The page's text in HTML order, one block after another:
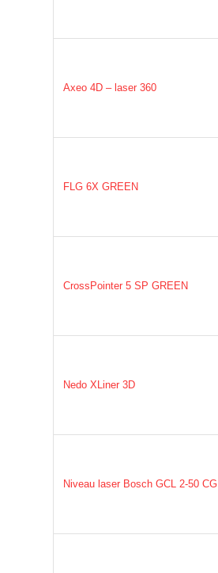
Axeo 4D – laser 360
FLG 6X GREEN
CrossPointer 5 SP GREEN
Nedo XLiner 3D
Niveau laser Bosch GCL 2-50 CG